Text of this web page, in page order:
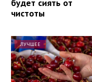
будет сиять от
чистоты
ЛУЧШЕЕ